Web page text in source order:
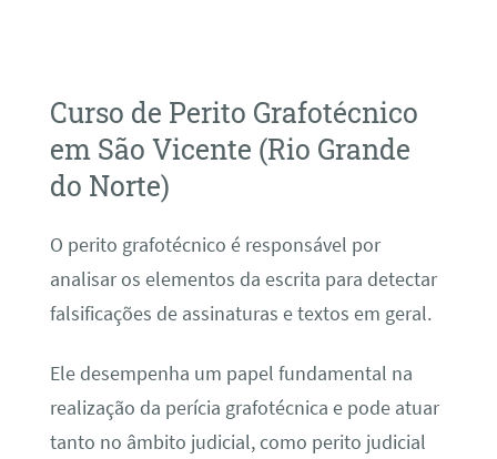
Curso de Perito Grafotécnico
em São Vicente (Rio Grande
do Norte)
O perito grafotécnico é responsável por
analisar os elementos da escrita para detectar
falsificações de assinaturas e textos em geral.
Ele desempenha um papel fundamental na
realização da perícia grafotécnica e pode atuar
tanto no âmbito judicial, como perito judicial